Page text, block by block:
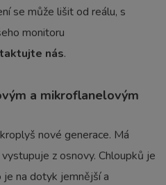
se může lišit od reálu, s
monitoru
nás.
a mikroflanelovým
nové generace. Má
z osnovy. Chloupků je
na dotyk jemnější a